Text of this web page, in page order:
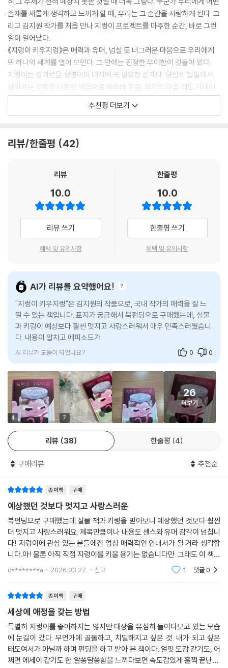
그래픽노블과 논픽션, 픽션을 결합한 구성 역시 이 책의 특징이다. 이야기
를 따라가다 보면 자연스럽게 지식과 정보에 닿도록 설계했다. 단순한 생
태 교양서와 달리, 읽는 과정 자체가 곧 배우고 체득하는 과정이 된다.
작가의 경험과 독자의 시선을 중심에 둔 구성, 완성도 높은 이미지와 레이
아웃, 정보와 이야기가 자연스럽게 어우러진 방식은 국내를 넘어 해외에서
도 주목받고 있다. ‘아동문학계의 노벨상’이라고도 불리는 아스트리드 린
드그렌 추모문학상(ALMA) 수상 작가 키티 크라우더를 비롯해 세계적인
그림책 큐레이션 플랫폼 디픽투스(dPictus) 대표 샘 맥컬른, 한스 크리스
티안 안데르센상 심사위원을 지낸 그림책 연구자 이지원이 이 책을 추천했
다. 세 전문가의 선택은 이 책이 단지 흥미로운 소재를 다룬 작품을 넘어,
이 책을 펼치기 전, 독자가 꼭 알아 두어야 할 점은 지렁이 박사가 쓴 과학
책이 ‘절대’ 아니라는 것! 『지렁이 키우지렁』은 지렁이를 실제로 키우며 겪
은 경험과 시행착오, 그리고 그 과정에서 터득한 노하우를 바탕으로 기록
한 지렁이 집사 개인의 이야기다.
작가 김지원은 3년째 1,000마리가 넘는 지렁이와 함께 살아가고 있다. 청
소년 시절 대안학교에서 농사를 지으며 자연과 가까이 지낸 경험, 분변토
권의 책으로 이어졌다.
각 장의 첫머리에는 그래픽노블 형식의 에피소드가 1~2편씩 실려 있다.
어린 시절 반려동물을 키우고 싶었지만 포기해야 했던 이야기, 우연히 분
변토 워크숍에서 지렁이를 만나게 된 계기, “저 지렁이 키워요!”라고 말했
을 때 돌아온 예상 밖의 반응, 그리고 지렁이를 키우며 겪은 좌충우돌 실수
와 시행착오를 통해 터득한 팁까지, 작가의 실제 경험이 만화와 대사 속에
서 생생하게 펼쳐진다. 그래서 독자는 ‘배운다’기보다 ‘같이 겪는다’는 느낌
으로 책장을 넘기게 된다. 경험이 먼저 마음에 남고 지식은 자연스럽게 뒤
따르게 되는 것, 이 책의 가장 큰 강점은 바로 여기에 있다.
· 이해에서 실전까지, 집에서 바로 써먹는 ‘현실적인’ 지렁이 키우기 매뉴
얼
정보 페이지는 먼저 지렁이에 대한 이해에서 출발한다. 눈·코·귀 대신 피부
로 숨을 쉬고 다리 없이 몸을 움직이는 생물이라는 점, 머리와 꼬리를 구분
하는 법, 알의 생김새와 땅속에서 살아가는 습성까지 차근차근 짚어 준다.
통성명을 하고 서로를 알아 가는 과정에 가깝다.
이 통을 만들 때 주의할 점부터 스티로폼 상자나 빈 화분처럼 주변에서 쉽
게 구할 수 있는 재료를 활용하는 방법, 지렁이가 다치지 않도록 도구를 다
루는 법까지 상세하게 안내해, 지렁이를 처음 키우는 사람도 부담 없이 따
라 할 수 있도록 구성했다.
일상의 관리에만 머물지 않는 점도 눈에 띈다. 여름과 겨울철 관리 요령, 이
사할 때 통을 안전하게 옮기는 방법, 통 밖으로 탈출했거나 죽은 지렁이를
다.
무엇보다 설득력을 더하는 것은 작가 자신의 변화다. 처음에는 이것저것
으로 달라졌다. 지렁이와 오래, 편안하게 공존하기 위한 선택들이 쌓여 이
책의 실질적인 노하우가 되었다.
『지렁이 키우지렁』은 단순한 체험기가 아니다. 읽고 나면 ‘이해했다’에서
존재를 새롭게 생각하고 느끼게 할 때, 우리는 그 순간을 사랑하게 된다. 그
리고 김지원 작가를 처음 만나 지렁이 프로젝트를 마주한 순간, 바로 그런
일이 일어났다.
《지렁이 키우지렁》은 매력과 유머, 넘칠 듯 너그러운 마음으로 우리에게
또 하나의 세계를 열어 보인다. 그 안에는 진정한 우아함이 깃들어 있다.
지렁이는 경이로운 생명이며 대지에 꼭 필요한 존재다. 당신의 발밑에서
살아가는 것들을 다정한 마음으로 바라봐 주길, 작가의 다음 책도 기대해
보길 바란다.
- 키티 크라우더 & 샘 맥컬른 (아스트리드 린드그렌 추모문학상 수상 작가 & 그림책
다른 존재를 다정하게 돌보고 관찰하는 마음이다.
나는 관찰이 사랑의 또 다른 이름이라고 생각한다. 그렇다면 그 관찰의 대
상을 말과 그림으로 기록하는 일은 곧 사랑 고백이자 선언이 아닐까.
자인은 영리하다. 섬세한 재치 속에서 논픽션과 픽션의 경계는 자연스럽게
흐려진다. 그 간극은 독자를 자극하며, 창작적 허구가 주는 재미는 정보 그
림책의 딱딱한 외피를 부드럽게 허문다.
함께 살아가는 지렁이들의 목소리를 직접 받아쓴 듯한 생생함을 지닌다.
어른뿐 아니라 어린이 독자들의 세련된 읽기 능력을 믿는 작가의 이야기
방식은 우리가 익숙하게 접해 온 지식 그림책의 경직됨을 자연스럽게 상쇄
한다.
나는 많은 그림책 작가들이 평생 단 한 번도 만나지 못할 먼 나라의 멸종 위
기 동물에 대해 이야기하는 것에 종종 의문을 품어 왔다. 그것은 마치, 보지
도 못한 영화의 주인공을 사랑한다고 말하는 일과도 같다.
이 책을 통해 나는 작가의 지렁이 통 속에 사는 지렁이, 우리 아파트 화단에
사는 지렁이 그리고 그들과 함께 살아가고 죽어 가는 거대한 자연의 수많
은 주인공들과 연결되어 있다는 느낌을 받는다. 아름다움 외에 그림책에
또 다른 목적이 있다면, 그것은 자연과 우리를 다시 이어 주는 일일 것이다.
- 이지원 (한스 크리스티안 안데르센상 심사위원, 그림책 연구자)
추천평 더보기
리뷰/한줄평 42
리뷰
10.0
리뷰 쓰기
혜택 및 유의사항
한줄평
10.0
한줄평 쓰기
혜택 및 유의사항
AI가 리뷰를 요약했어요!
"지렁이 키우지렁"은 김지원의 작품으로, 국내 작가의 매력을 잘 느
낄 수 있는 책입니다. 표지가 궁금해서 북펀딩으로 구매했는데, 실물
과 키링이 예상보다 훨씬 멋지고 사랑스러워서 매우 만족스러웠습니
다. 내용이 알차고 에피소드가 재미있으며, 일러스트도 멋졌습니다.
AI 리뷰가 도움이 되었나요? 0 0
4 7
26
더보기
리뷰 38 한줄평 4
구매리뷰 추천순
종이책 구매
예상했던 것보다 멋지고 사랑스러운
북펀딩으로 구매했는데 실물 책과 키링을 받아보니 예상했던 것보다 훨씬
더 멋지고 사랑스러워요. 제목만큼이나 내용도 센스와 유머 감각이 넘칩니
다! 지렁이에 관심 있는 분들에겐 엄청 매력적인 안내서가 될 거라 생각합
니다.아! 물론 아직 직접 지렁이를 키울 용기는 없습니다만. 그래도 이 책을
읽고 나서 적어도 길 위에 나와있는 지렁이를 발견한다면 기꺼이 흙으로
c********a 2026.03.27. 신고 1 댓글0
종이책 구매
세상에 애정을 갖는 방법
특별히 지렁이를 좋아하지는 않지만 대상을 유심히 들여다보고 있는 모습
에 눈길이 갔다. 무언가에 골똘하고, 치밀해지고 싶은 것. 내가 되고 싶은
태도여서가 아닐까 하며 펀딩을 하고 받아 본 책이다. 얼핏 도감 같기도, 어
쩌면 에세이 같기도 한 알쏭달쏭함을 느끼다보면 속도감있게 훌쩍 끝난다.